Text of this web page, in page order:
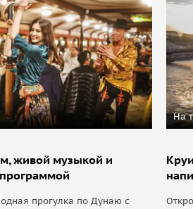
живой музыкой и
прогулка по Дунаю с
На